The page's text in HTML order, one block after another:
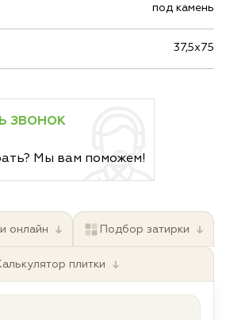
под камень
37,5х75
ЗВОНОК
Мы вам поможем!
онлайн ↓ Подбор затирки ↓
плитки ↓